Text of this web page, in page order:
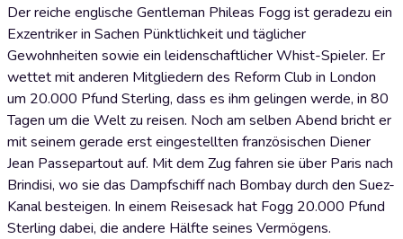
Der reiche englische Gentleman Phileas Fogg ist geradezu ein
Exzentriker in Sachen Pünktlichkeit und täglicher
Gewohnheiten sowie ein leidenschaftlicher Whist-Spieler. Er
wettet mit anderen Mitgliedern des Reform Club in London
um 20.000 Pfund Sterling, dass es ihm gelingen werde, in 80
Tagen um die Welt zu reisen. Noch am selben Abend bricht er
mit seinem gerade erst eingestellten französischen Diener
Jean Passepartout auf. Mit dem Zug fahren sie über Paris nach
Brindisi, wo sie das Dampfschiff nach Bombay durch den Suez-
Kanal besteigen. In einem Reisesack hat Fogg 20.000 Pfund
Sterling dabei, die andere Hälfte seines Vermögens.